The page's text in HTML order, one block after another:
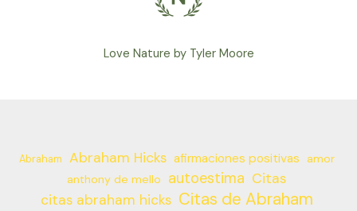
Love Nature by Tyler Moore
Abraham Abraham Hicks afirmaciones positivas
amor
anthony de mello
autoestima Citas
citas abraham hicks Citas de Abraham